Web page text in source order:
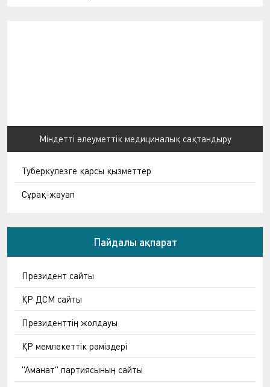
Міндетті әлеуметтік медициналық сақтандыру
Туберкулезге қарсы қызметтер
Сұрақ-жауап
Пайдалы ақпарат
Президент сайты
ҚР ДСМ сайты
Президенттің жолдауы
ҚР мемлекеттік рәміздері
"Аманат" партиясының сайты